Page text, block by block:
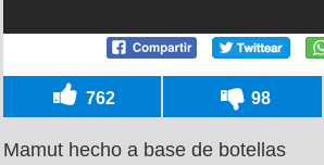
762 98
Mamut hecho a base de botellas